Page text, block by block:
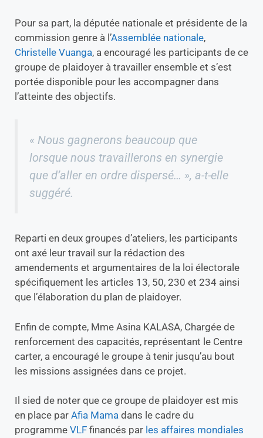
Pour sa part, la députée nationale et présidente de la
commission genre à l’Assemblée nationale,
Christelle Vuanga, a encouragé les participants de ce
groupe de plaidoyer à travailler ensemble et s’est
portée disponible pour les accompagner dans
l’atteinte des objectifs.
« Nous gagnerons beaucoup que
lorsque nous travaillerons en synergie
que d’aller en ordre dispersé… », a-t-elle
suggéré.
Reparti en deux groupes d’ateliers, les participants
ont axé leur travail sur la rédaction des
amendements et argumentaires de la loi électorale
spécifiquement les articles 13, 50, 230 et 234 ainsi
que l’élaboration du plan de plaidoyer.
Enfin de compte, Mme Asina KALASA, Chargée de
renforcement des capacités, représentant le Centre
carter, a encouragé le groupe à tenir jusqu’au bout
les missions assignées dans ce projet.
Il sied de noter que ce groupe de plaidoyer est mis
en place par Afia Mama dans le cadre du
programme VLF financés par les affaires mondiales